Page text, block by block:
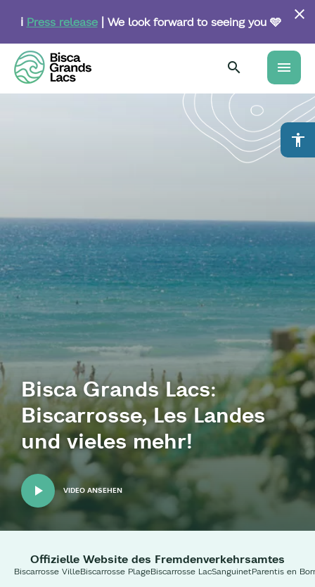
content
ℹ️ Press release| We look forward to seeing you 🩵
menu
accessibility
Bisca Grands Lacs:
Biscarrosse, Les Landes
und vieles mehr!
VIDEO ANSEHEN
Offizielle Website des Fremdenverkehrsamtes
Biscarrosse VilleBiscarrosse PlageBiscarrosse LacSanguinetParentis en